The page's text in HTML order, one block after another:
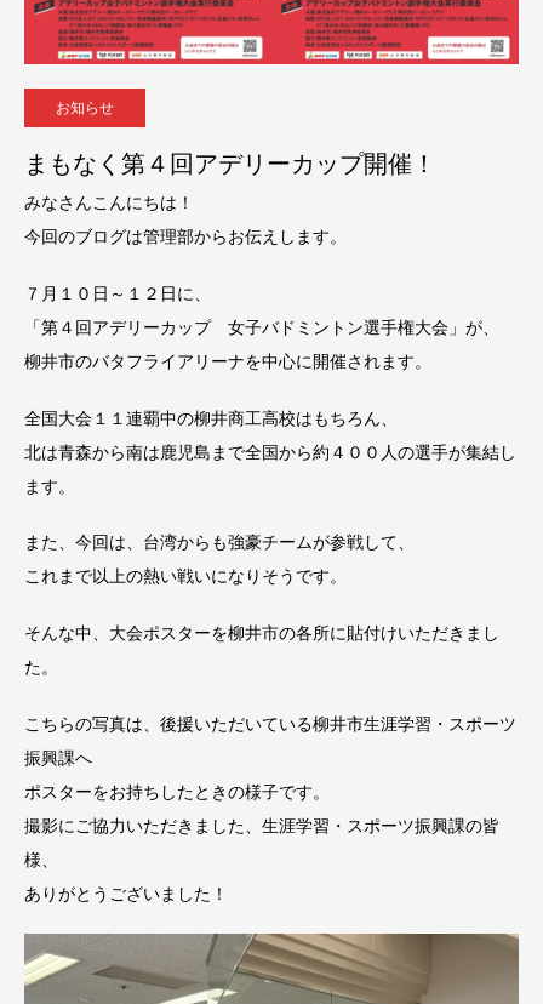
お知らせ
まもなく第４回アデリーカップ開催！
みなさんこんにちは！
今回のブログは管理部からお伝えします。
７月１０日～１２日に、
「第４回アデリーカップ 女子バドミントン選手権大会」が、
柳井市のバタフライアリーナを中心に開催されます。
全国大会１１連覇中の柳井商工高校はもちろん、
北は青森から南は鹿児島まで全国から約４００人の選手が集結し
ます。
また、今回は、台湾からも強豪チームが参戦して、
これまで以上の熱い戦いになりそうです。
そんな中、大会ポスターを柳井市の各所に貼付けいただきまし
た。
こちらの写真は、後援いただいている柳井市生涯学習・スポーツ
振興課へ
ポスターをお持ちしたときの様子です。
撮影にご協力いただきました、生涯学習・スポーツ振興課の皆
様、
ありがとうございました！